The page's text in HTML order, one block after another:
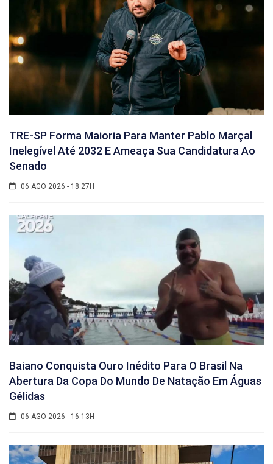
TRE-SP Forma Maioria Para Manter Pablo Marçal
Inelegível Até 2032 E Ameaça Sua Candidatura Ao
Senado
06 AGO 2026 - 18:27H
Baiano Conquista Ouro Inédito Para O Brasil Na
Abertura Da Copa Do Mundo De Natação Em Águas
Gélidas
06 AGO 2026 - 16:13H